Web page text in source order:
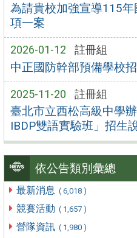
為請貴校加強宣導115
項一案
2026-01-12 註冊組
中正國防幹部預備學校
2025-11-20 註冊組
臺北市立西松高級中學
IBDP雙語實驗班」招生
依公告類別彙總
最新消息 ( 6,018 )
競賽活動 ( 1,657 )
營隊資訊 ( 1,980 )